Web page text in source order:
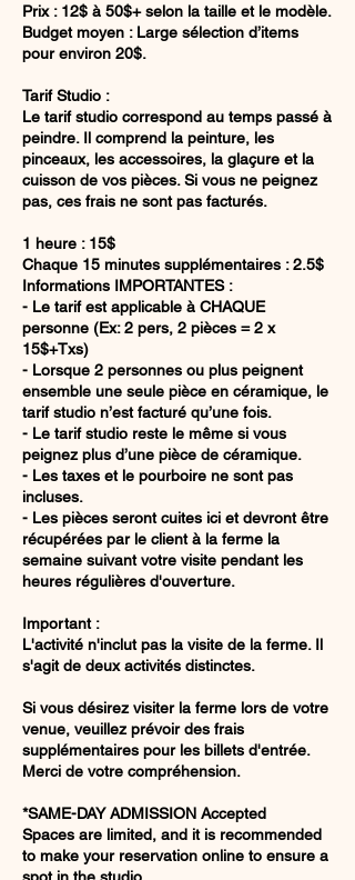
Prix : 12$ à 50$+ selon la taille et le modèle.
Budget moyen : Large sélection d’items
pour environ 20$.
Tarif Studio :
Le tarif studio correspond au temps passé à
peindre. Il comprend la peinture, les
pinceaux, les accessoires, la glaçure et la
cuisson de vos pièces. Si vous ne peignez
pas, ces frais ne sont pas facturés.
1 heure : 15$
Chaque 15 minutes supplémentaires : 2.5$
Informations IMPORTANTES :
- Le tarif est applicable à CHAQUE
personne (Ex: 2 pers, 2 pièces = 2 x
15$+Txs)
- Lorsque 2 personnes ou plus peignent
ensemble une seule pièce en céramique, le
tarif studio n’est facturé qu’une fois.
- Le tarif studio reste le même si vous
peignez plus d’une pièce de céramique.
- Les taxes et le pourboire ne sont pas
incluses.
- Les pièces seront cuites ici et devront être
récupérées par le client à la ferme la
semaine suivant votre visite pendant les
heures régulières d'ouverture.
Important :
L'activité n'inclut pas la visite de la ferme. Il
s'agit de deux activités distinctes.
Si vous désirez visiter la ferme lors de votre
venue, veuillez prévoir des frais
supplémentaires pour les billets d'entrée.
Merci de votre compréhension.
*SAME-DAY ADMISSION Accepted
Spaces are limited, and it is recommended
to make your reservation online to ensure a
spot in the studio.